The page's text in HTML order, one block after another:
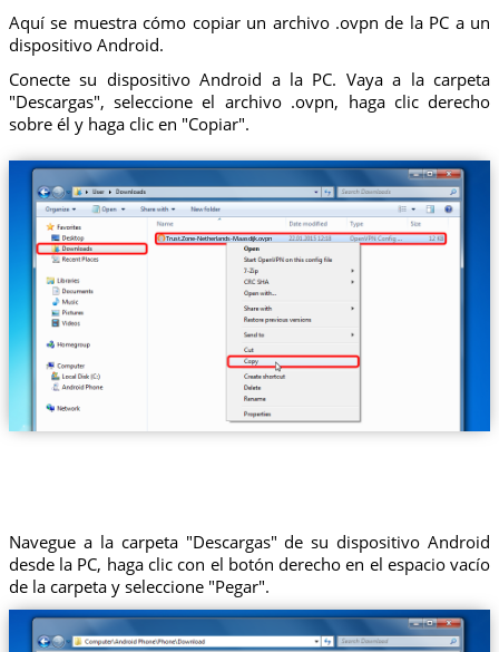
Aquí se muestra cómo copiar un archivo .ovpn de la PC a un
dispositivo Android.
Conecte su dispositivo Android a la PC. Vaya a la carpeta
"Descargas", seleccione el archivo .ovpn, haga clic derecho
sobre él y haga clic en "Copiar".
Trust.Zone-Netherlands-Maasdijk.ovpn
Navegue a la carpeta "Descargas" de su dispositivo Android
desde la PC, haga clic con el botón derecho en el espacio vacío
de la carpeta y seleccione "Pegar".